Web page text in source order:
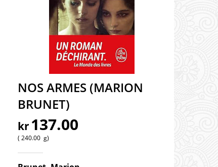
NOS ARMES (MARION
BRUNET)
kr 137.00
240.00 g